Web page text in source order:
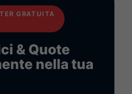
GRATUITA
& Quote
nella tua